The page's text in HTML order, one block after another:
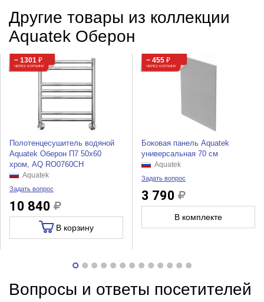
Другие товары из коллекции
Aquatek Оберон
− 1301 ₽
ЧЕРЕЗ КОРЗИНУ
Полотенцесушитель водяной
Aquatek Оберон П7 50x60
хром, AQ RO0760CH
Aquatek
Задать вопрос
10 840
В корзину
− 455 ₽
ЧЕРЕЗ КОРЗИНУ
Боковая панель Aquatek
универсальная 70 см
Aquatek
Задать вопрос
3 790
В комплекте
Вопросы и ответы посетителей